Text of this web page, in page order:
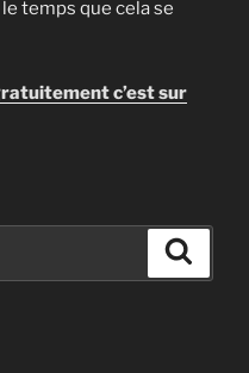
temps que cela se
c’est sur